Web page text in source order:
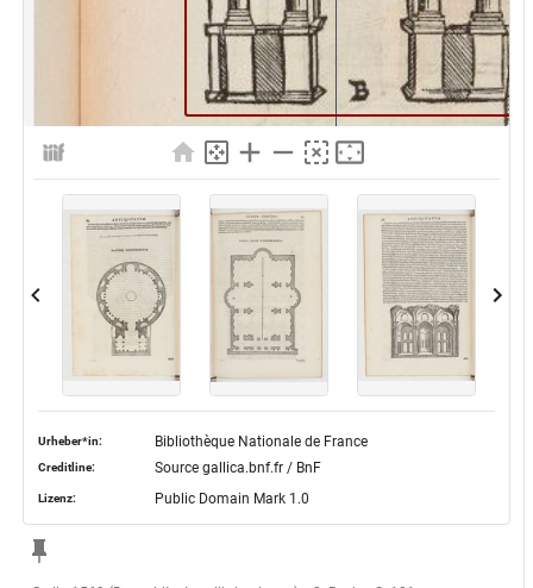
Urheber*in: Bibliothèque Nationale de France
Creditline: Source gallica.bnf.fr / BnF
Lizenz: Public Domain Mark 1.0